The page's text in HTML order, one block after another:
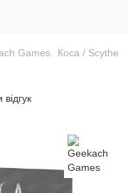
Games Коса / Scythe